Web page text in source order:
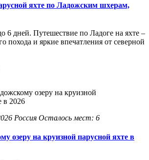
яхте по Ладожским шхерам,
6 дней. Путешествие по Ладоге на яхте –
похода и яркие впечатления от северной
Россия Осталось мест: 6
озеру на круизной парусной яхте в